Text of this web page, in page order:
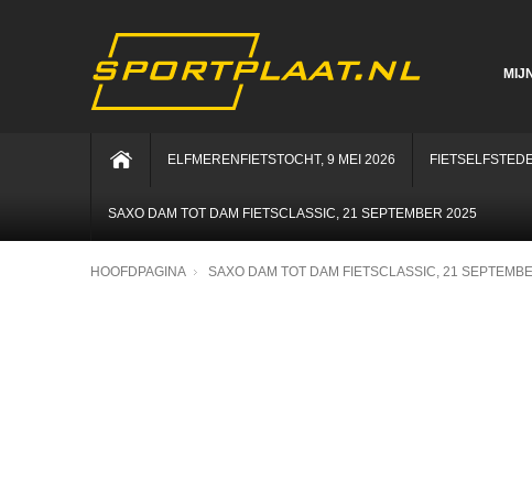
ELFMERENFIETSTOCHT, 9 MEI 2026
SAXO DAM TOT DAM FIETSCLASSIC, 21 SEPTEMBER 2025
HOOFDPAGINA SAXO DAM TOT DAM FIETSCLASSIC, 21